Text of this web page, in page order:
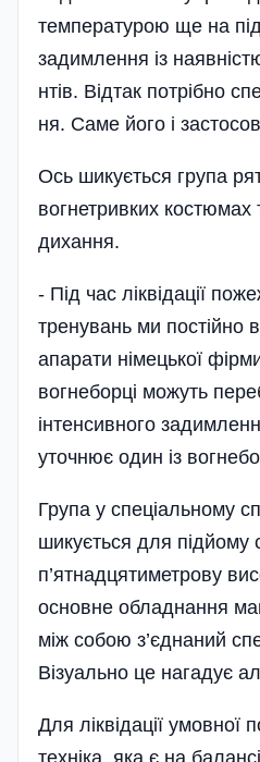
температурою ще на
зади­м­лення із
н­­тів. Відтак потрібно
ня. Саме його і
Ось шикується гру­па
вогнетривких костюмах
дихання.
- Під час лік­відації
тренувань ми пості­йно
апарати німецької
вогнеборці можуть
інтенсивного
уточнює один із
Група у спеціальному
шикується для під­йому
п’ятнадцятиметрову
основне обладнання
між собою з’єднаний
Візуально це нагадує
Для лік­ві­да­ції умовної
техніка, яка є на